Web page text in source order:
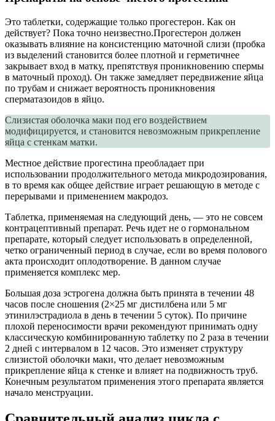
Это таблетки, содержащие только прогестерон. Как он
действует? Пока точно неизвестно.Прогестерон должен
оказывать влияние на консистенцию маточной слизи (пробка
из выделений становится более плотной и герметичнее
закрывает вход в матку, препятствуя проникновению спермы
в маточный проход). Он также замедляет передвижение яйца
по трубам и снижает вероятность проникновения
сперматазоидов в яйцо.
Слизистая оболочка маки под его воздействием
модифицируется, и становится невозможным прикрепление
яйца с стенкам матки.
Местное действие прогестина преобладает при
использовании продолжительного метода микродозирования,
в то время как общее действие играет решающую в методе с
перерывами и применением макродоз.
Таблетка, применяемая на следующий день, — это не совсем
контрацептивный препарат. Речь идет не о гормональном
препарате, который следует использовать в определенной,
четко ограниченный период в случае, если во время полового
акта происходит оплодотворение. В данном случае
применяется комплекс мер.
Большая доза эстрогена должна быть принята в течении 48
часов после сношения (2×25 мг дистилбена или 5 мг
этинилэстрадиола в день в течении 5 суток). По причине
плохой переносимости врачи рекомендуют принимать одну
классическую комбинированную таблетку по 2 раза в течении
2 дней с интервалом в 12 часов. Это изменяет структуру
слизистой оболочки маки, что делает невозможным
прикрепление яйца к стенке и влияет на подвижность труб.
Конечным результатом применения этого препарата является
начало менструации.